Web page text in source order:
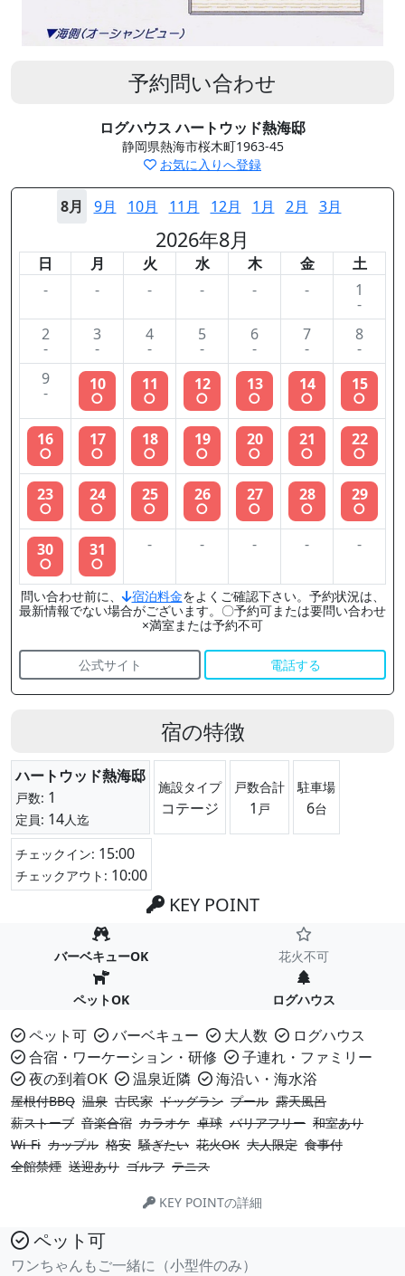
予約問い合わせ
ログハウス ハートウッド熱海邸
静岡県熱海市桜木町1963-45
お気に入りへ登録
8月 9月 10月 11月 12月 1月 2月 3月
2026年8月
日 月 火 水 木 金
土
-
- - - - - 1
-
2
-
3
-
4
-
5
-
6
-
7
-
8
-
9
- 10
○
11
○
12
○
13
○
14
○
15
○
16
○
17
○
18
○
19
○
20
○
21
○
22
○
23
○
24
○
25
○
26
○
27
○
28
○
29
○
30
○
31
○
- - - - -
問い合わせ前に、 宿泊料金をよくご確認下さい。予約状況は、
最新情報でない場合がございます。〇予約可または要問い合わせ
×満室または予約不可
公式サイト 電話する
宿の特徴
ハートウッド熱海邸
戸数: 1
定員: 14人迄
施設タイプ
コテージ
戸数合計
1 戸
駐車場
6台
チェックイン: 15:00
チェックアウト: 10:00
KEY POINT
バーベキューOK 花火不可
ペットOK ログハウス
ペット可 バーベキュー 大人数
ログハウス
合宿・ワーケーション・研修
子連れ・ファミリー
夜の到着OK
温泉近隣 海沿い・海水浴
屋根付BBQ 温泉 古民家 ドッグラン プール 露天風呂
薪ストーブ 音楽合宿 カラオケ 卓球 バリアフリー 和室あり
Wi-Fi カップル 格安 騒ぎたい 花火OK 大人限定 食事付
全館禁煙 送迎あり ゴルフ テニス
KEY POINTの詳細
ペット可
ワンちゃんもご一緒に（小型件のみ）